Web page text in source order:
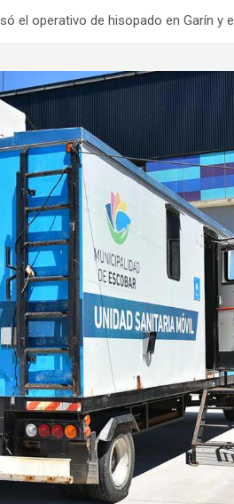
el operativo de hisopado en Garín y